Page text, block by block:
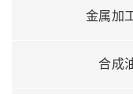
金属加
合成